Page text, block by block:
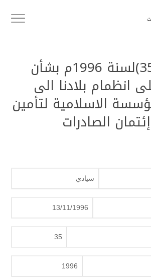
قانون رقم(35)لسنة 1996م بشأن
انظمام بلادنا الى
الاسلامية لتأمين
الصادرات
سيادي
13/11/1996
35
1996